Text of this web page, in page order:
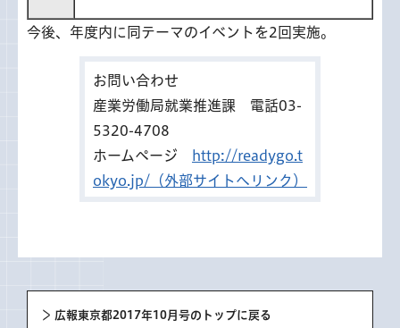
今後、年度内に同テーマのイベントを2回実施。
お問い合わせ
産業労働局就業推進課 電話03-
5320-4708
ホームページ
http://readygo.t
okyo.jp/（外部サイトへリンク）
広報東京都2017年10月号のトップに戻る